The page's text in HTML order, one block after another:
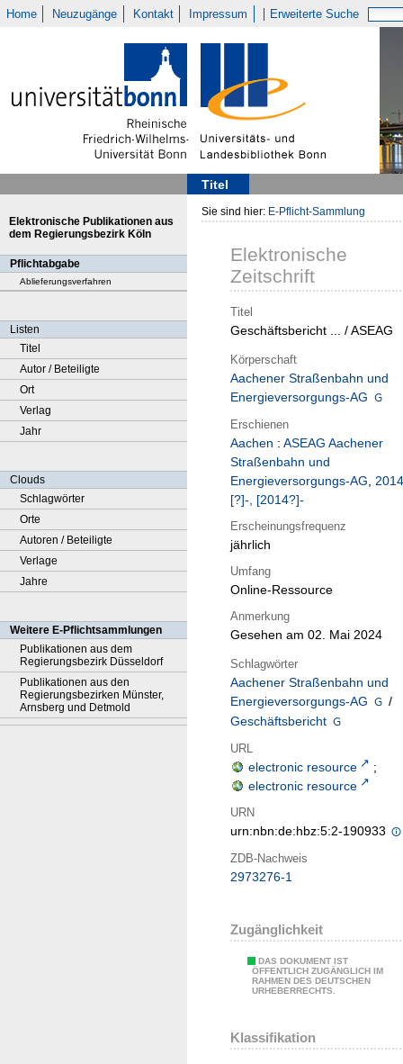
Home Neuzugänge Kontakt Impressum Erweiterte Suche
Titel
Elektronische Publikationen aus
dem Regierungsbezirk Köln
Pflichtabgabe
Ablieferungsverfahren
Listen
Titel
Autor / Beteiligte
Ort
Verlag
Jahr
Clouds
Schlagwörter
Orte
Autoren / Beteiligte
Verlage
Jahre
Weitere E-Pflichtsammlungen
Publikationen aus dem
Regierungsbezirk Düsseldorf
Publikationen aus den
Regierungsbezirken Münster,
Arnsberg und Detmold
Sie sind hier: E-Pflicht-Sammlung
Elektronische
Zeitschrift
Titel
Geschäftsbericht ... / ASEAG
Körperschaft
Aachener Straßenbahn und
Energieversorgungs-AG
Erschienen
Aachen : ASEAG Aachener
Straßenbahn und
Energieversorgungs-AG, 2014
[?]-, [2014?]-
Erscheinungsfrequenz
jährlich
Umfang
Online-Ressource
Anmerkung
Gesehen am 02. Mai 2024
Schlagwörter
Aachener Straßenbahn und
Energieversorgungs-AG
/
Geschäftsbericht
URL
electronic resource
;
electronic resource
URN
urn:nbn:de:hbz:5:2-190933
ZDB-Nachweis
2973276-1
Zugänglichkeit
DAS DOKUMENT IST
ÖFFENTLICH ZUGÄNGLICH IM
RAHMEN DES DEUTSCHEN
URHEBERRECHTS.
Klassifikation